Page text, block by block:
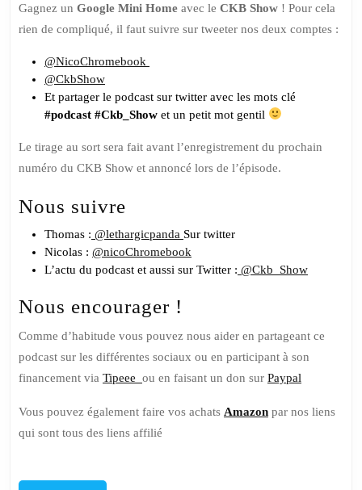
Gagnez un Google Mini Home avec le CKB Show ! Pour cela
rien de compliqué, il faut suivre sur tweeter nos deux comptes :
@NicoChromebook
@CkbShow
Et partager le podcast sur twitter avec les mots clé
#podcast #Ckb_Show et un petit mot gentil
Le tirage au sort sera fait avant l’enregistrement du prochain
numéro du CKB Show et annoncé lors de l’épisode.
Nous suivre
Thomas : @lethargicpanda Sur twitter
Nicolas : @nicoChromebook
L’actu du podcast et aussi sur Twitter : @Ckb_Show
Nous encourager !
Comme d’habitude vous pouvez nous aider en partageant ce
podcast sur les différentes sociaux ou en participant à son
financement via Tipeee ou en faisant un don sur Paypal
Vous pouvez également faire vos achats Amazon par nos liens
qui sont tous des liens affilié